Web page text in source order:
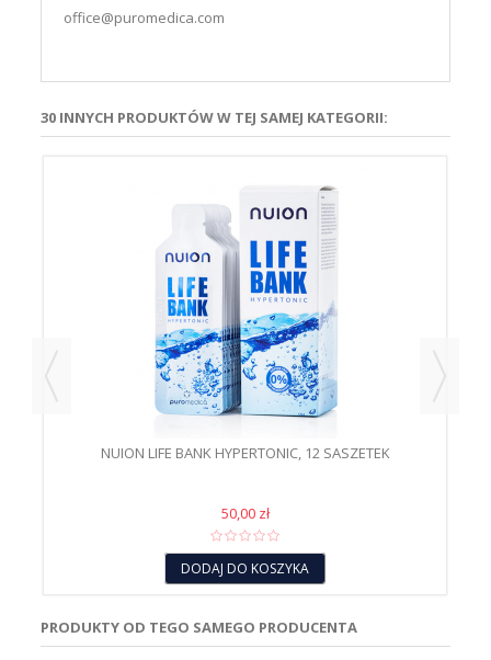
office@puromedica.com
30 INNYCH PRODUKTÓW W TEJ SAMEJ KATEGORII:
NUION LIFE BANK HYPERTONIC, 12 SASZETEK
50,00 zł
DODAJ DO KOSZYKA
PRODUKTY OD TEGO SAMEGO PRODUCENTA